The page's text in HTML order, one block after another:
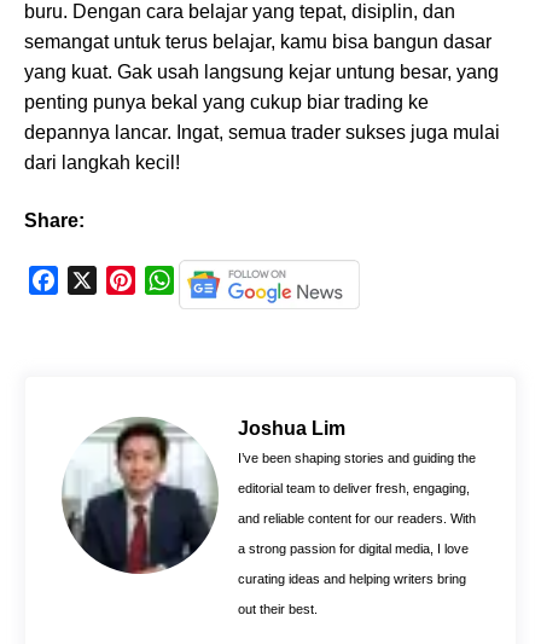
buru. Dengan cara belajar yang tepat, disiplin, dan
semangat untuk terus belajar, kamu bisa bangun dasar
yang kuat. Gak usah langsung kejar untung besar, yang
penting punya bekal yang cukup biar trading ke
depannya lancar. Ingat, semua trader sukses juga mulai
dari langkah kecil!
Share:
k
r
e
s
t
W
h
A
p
Joshua Lim
I’ve been shaping stories and guiding the
editorial team to deliver fresh, engaging,
and reliable content for our readers. With
a strong passion for digital media, I love
curating ideas and helping writers bring
out their best.